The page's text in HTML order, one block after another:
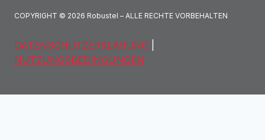
COPYRIGHT © 2026 Robustel – ALLE RECHTE VORBEHALTEN
DATENSCHUTZERKLÄRUNG
NUTZUNGSBEDINGUNGEN